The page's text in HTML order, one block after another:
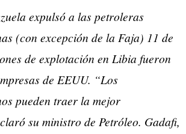
expulsó a las petroleras
(con excepción de la Faja) 11 de
de explotación en Libia fueron
de EEUU. “Los
pueden traer la mejor
su ministro de Petróleo. Gadafi,